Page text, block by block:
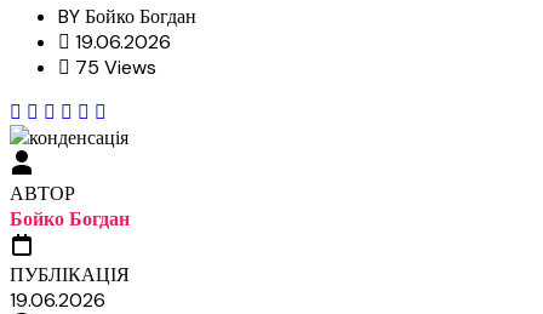
BYБойко Богдан
19.06.2026
75 Views
АВТОР
Бойко Богдан
ПУБЛІКАЦІЯ
19.06.2026